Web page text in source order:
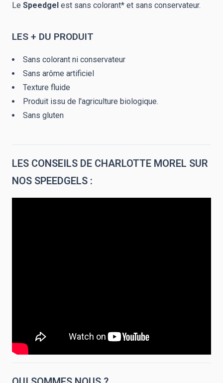
Le Speedgel est sans colorant* et sans conservateur.
LES + DU PRODUIT
Sans colorant ni conservateur
Sans arôme artificiel
Texture fluide
Produit issu de l'agriculture biologique.
Sans gluten
LES CONSEILS DE CHARLOTTE MOREL SUR
NOS SPEEDGELS :